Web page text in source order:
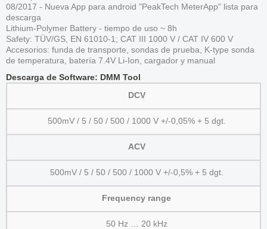
08/2017 - Nueva App para android "PeakTech MeterApp" lista para
descarga
Lithium-Polymer Battery - tiempo de uso ~ 8h
Safety: TÜV/GS, EN 61010-1; CAT III 1000 V / CAT IV 600 V
Accesorios: funda de transporte, sondas de prueba, K-type sonda
de temperatura, batería 7.4V Li-Ion, cargador y manual
Descarga de Software: DMM Tool
DCV
500mV / 5 / 50 / 500 / 1000 V +/-0,05% + 5 dgt.
ACV
500mV / 5 / 50 / 500 / 1000 V +/-0,5% + 5 dgt.
Frequency range
50 Hz … 20 kHz